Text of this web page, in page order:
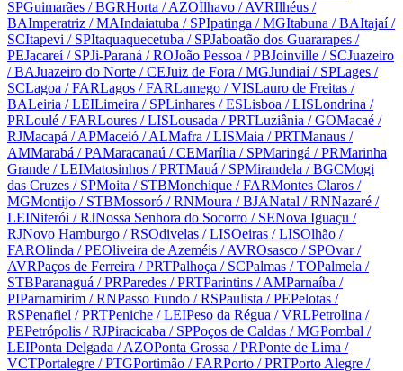
SPGuimarães / BGRHorta / AZOÍlhavo / AVRIlhéus /
BAImperatriz / MAIndaiatuba / SPIpatinga / MGItabuna / BAItajaí/
SCItapevi / SPItaquaquecetuba / SPJaboatão dos Guararapes /
PEJacareí/ SPJi-Paraná / ROJoão Pessoa / PBJoinville / SCJuazeiro
/ BAJuazeiro do Norte / CEJuiz de Fora / MGJundiaí/ SPLages /
SCLagoa / FARLagos / FARLamego / VISLauro de Freitas /
BALeiria / LEILimeira / SPLinhares / ESLisboa / LISLondrina /
PRLoulé / FARLoures / LISLousada / PRTLuziânia / GOMacaé /
RJMacapá / APMaceió / ALMafra / LISMaia / PRTManaus /
AMMarabá / PAMaracanaú / CEMarília / SPMaringá / PRMarinha
Grande / LEIMatosinhos / PRTMauá / SPMirandela / BGCMogi
das Cruzes / SPMoita / STBMonchique / FARMontes Claros /
MGMontijo / STBMossoró / RNMoura / BJANatal / RNNazaré /
LEINiterói / RJNossa Senhora do Socorro / SENova Iguaçu /
RJNovo Hamburgo / RSOdivelas / LISOeiras / LISOlhão /
FAROlinda / PEOliveira de Azeméis / AVROsasco / SPOvar/
AVRPaços de Ferreira / PRTPalhoça / SCPalmas / TOPalmela /
STBParanaguá / PRParedes / PRTParintins / AMParnaíba /
PIParnamirim / RNPasso Fundo / RSPaulista / PEPelotas /
RSPenafiel / PRTPeniche / LEIPeso da Régua / VRLPetrolina /
PEPetrópolis / RJPiracicaba / SPPoços de Caldas / MGPombal /
LEIPonta Delgada / AZOPonta Grossa / PRPonte de Lima /
VCTPortalegre / PTGPortimão / FARPorto / PRTPorto Alegre /